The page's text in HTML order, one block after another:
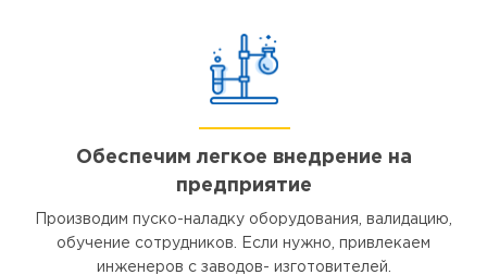
Обеспечим легкое внедрение на
предприятие
Производим пуско-наладку оборудования, валидацию,
обучение сотрудников. Если нужно, привлекаем
инженеров с заводов- изготовителей.